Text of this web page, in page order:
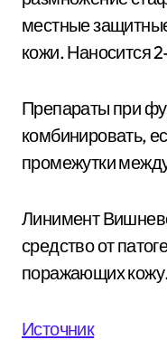
местные
кожи. Наносится
Препараты при
комбинировать,
промежутки
Линимент
средство от
поражающих
Источник